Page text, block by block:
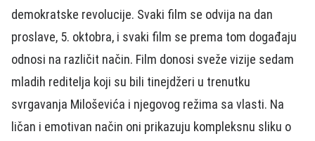
demokratske revolucije. Svaki film se odvija na dan
proslave, 5. oktobra, i svaki film se prema tom događaju
odnosi na različit način. Film donosi sveže vizije sedam
mladih reditelja koji su bili tinejdžeri u trenutku
svrgavanja Miloševića i njegovog režima sa vlasti. Na
ličan i emotivan način oni prikazuju kompleksnu sliku o